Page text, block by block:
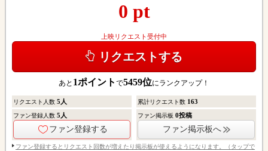
0 pt
上映リクエスト受付中
リクエストする
あと 1ポイント で5459位にランクアップ！
リクエスト人数 5 人 累計リクエスト数 163
ファン登録人数 5 人
ファン登録する
ファン掲示板0投稿
ファン掲示板へ
ファン登録するとリクエスト回数が増えたり掲示板が使えるようになります。（タップで